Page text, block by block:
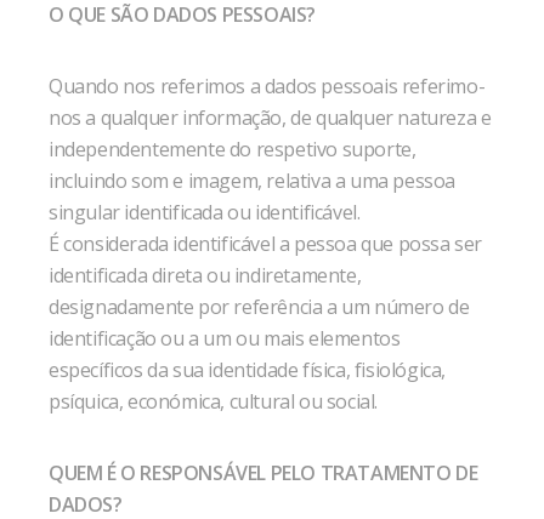
O QUE SÃO DADOS PESSOAIS?
Quando nos referimos a dados pessoais referimo-
nos a qualquer informação, de qualquer natureza e
independentemente do respetivo suporte,
incluindo som e imagem, relativa a uma pessoa
singular identificada ou identificável.
É considerada identificável a pessoa que possa ser
identificada direta ou indiretamente,
designadamente por referência a um número de
identificação ou a um ou mais elementos
específicos da sua identidade física, fisiológica,
psíquica, económica, cultural ou social.
QUEM É O RESPONSÁVEL PELO TRATAMENTO DE
DADOS?